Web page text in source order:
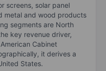
screens, solar panel
metal and wood products
segments are North
key revenue driver,
Cabinet
it derives a
States.